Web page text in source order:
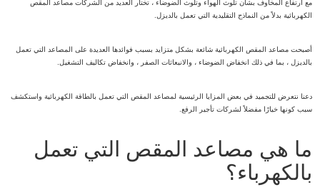
مع ارتفاع المخاوف بشأن تلوث الهواء وتلوث الضوضاء ، تختار العديد من الشركات مصاعد المقص
الكهربائية بدلاً من النماذج التقليدية التي تعمل بالديزل.
أصبحت مصاعد المقص الكهربائية شائعة بشكل متزايد بسبب فوائدها العديدة على المصاعد التي تعمل
بالديزل ، بما في ذلك انخفاض الضوضاء ، والانبعاثات الصفر ، وانخفاض تكاليف التشغيل.
دعنا نتعرض للتجميد في بعض المزايا الرئيسية لمصاعد المقص التي تعمل بالطاقة الكهربائية واستكشف
سبب كونها خيارًا مفضلاً لشركات تأجير الرفع.
ما هي مصاعد المقص التي تعمل
بالكهرباء؟